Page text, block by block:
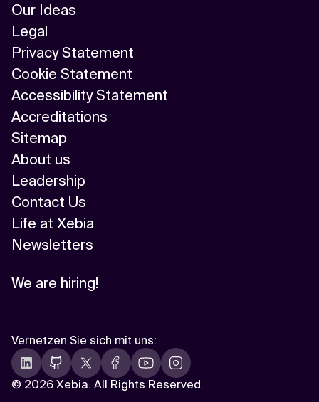
Our Ideas
Legal
Privacy Statement
Cookie Statement
Accessibility Statement
Accreditations
Sitemap
About us
Leadership
Contact Us
Life at Xebia
Newsletters
We are hiring!
© 2026 Xebia. All Rights Reserved.
Vernetzen Sie sich mit uns: